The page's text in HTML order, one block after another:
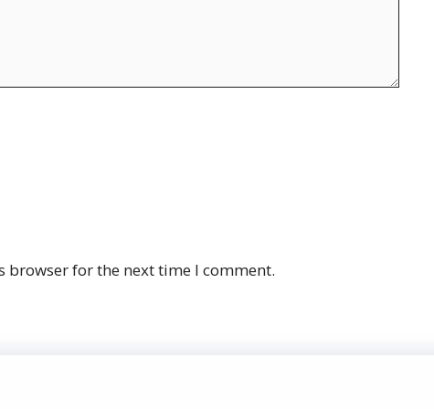
browser for the next time I comment.